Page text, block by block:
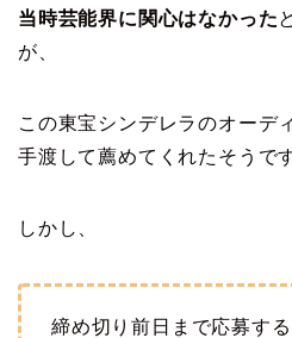
当時芸能界に関心はなかった
が、
この東宝シンデレラのオーデ
手渡して薦めてくれたそうで
しかし、
締め切り前日まで応募す